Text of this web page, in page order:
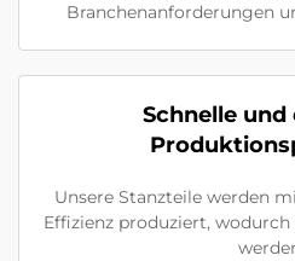
Branchenanforderungen
Schnelle
Unsere Stanzteile werden
Effizienz produziert,